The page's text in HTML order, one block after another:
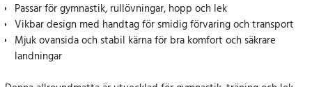
Passar för gymnastik, rullövningar, hopp och lek
Vikbar design med handtag för smidig förvaring och transport
Mjuk ovansida och stabil kärna för bra komfort och säkrare
landningar